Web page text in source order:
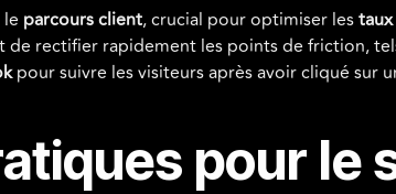
parcours client, crucial pour optimiser les
rectifier rapidement les points de friction,
pour suivre les visiteurs après avoir cliqué sur
pour le